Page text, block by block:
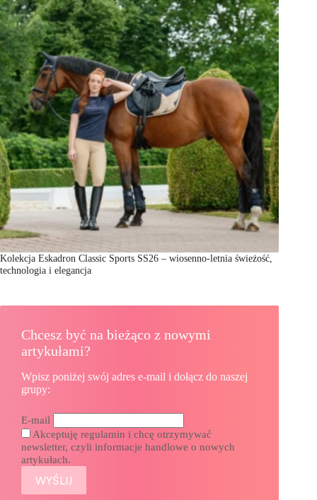
Kolekcja Eskadron Classic Sports SS26 – wiosenno-letnia świeżość,
technologia i elegancja
Chcesz być na bieżąco z nowymi
artykułami?
Wpisz poniżej swój adres e-mail i dołącz do naszej
grupy:
E-mail
Akceptuję regulamin i chcę otrzymywać
newsletter, czyli informacje handlowe o nowych
artykułach.